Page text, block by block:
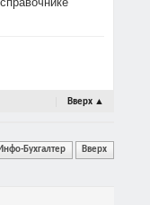
Вверх ▲
Бухгалтер Вверх